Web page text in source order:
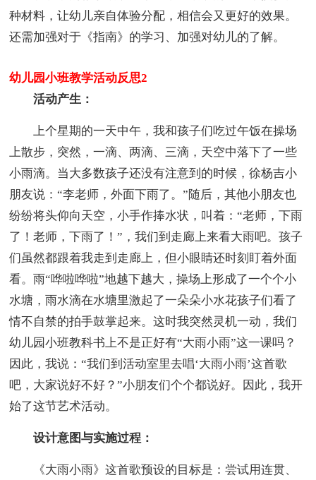
种材料，让幼儿亲自体验分配，相信会又更好的效果。
还需加强对于《指南》的学习、加强对幼儿的了解。
幼儿园小班教学活动反思2
活动产生：
上个星期的一天中午，我和孩子们吃过午饭在操场
上散步，突然，一滴、两滴、三滴，天空中落下了一些
小雨滴。当大多数孩子还没有注意到的时候，徐杨吉小
朋友说：“李老师，外面下雨了。”随后，其他小朋友也
纷纷将头仰向天空，小手作捧水状，叫着：“老师，下雨
了！老师，下雨了！”，我们到走廊上来看大雨吧。孩子
们虽然都跟着我走到走廊上，但小眼睛还时刻盯着外面
看。雨“哗啦哗啦”地越下越大，操场上形成了一个个小
水塘，雨水滴在水塘里激起了一朵朵小水花孩子们看了
情不自禁的拍手鼓掌起来。这时我突然灵机一动，我们
幼儿园小班教科书上不是正好有“大雨小雨”这一课吗？
因此，我说：“我们到活动室里去唱‘大雨小雨’这首歌
吧，大家说好不好？”小朋友们个个都说好。因此，我开
始了这节艺术活动。
设计意图与实施过程：
《大雨小雨》这首歌预设的目标是：尝试用连贯、